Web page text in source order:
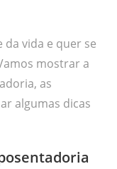
da vida e quer se
mostrar a
as
algumas dicas